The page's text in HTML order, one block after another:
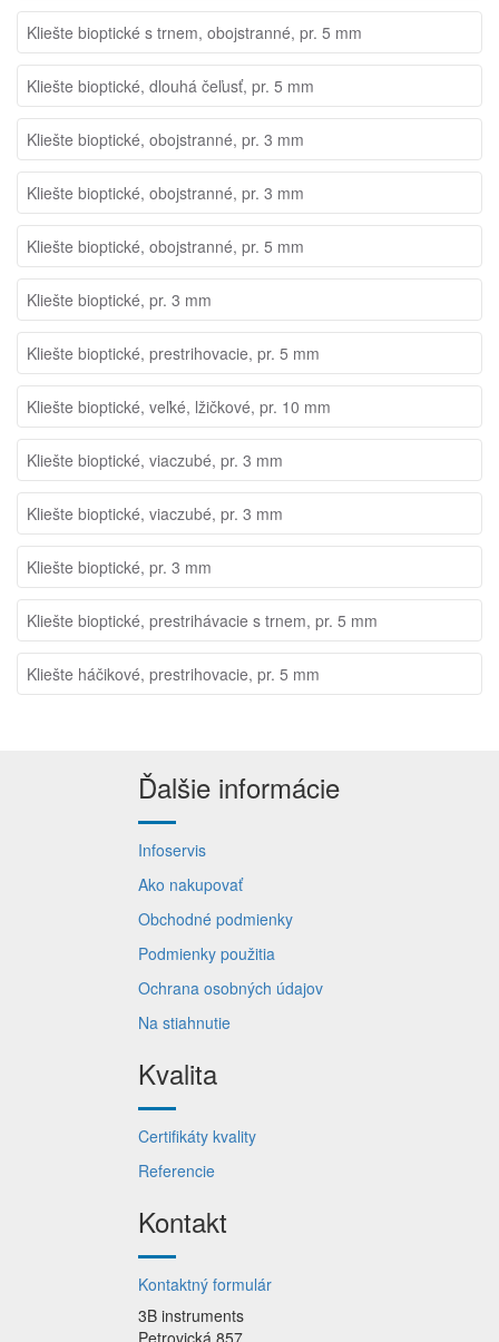
Kliešte bioptické s trnem, obojstranné, pr. 5 mm
Kliešte bioptické, dlouhá čeľusť, pr. 5 mm
Kliešte bioptické, obojstranné, pr. 3 mm
Kliešte bioptické, obojstranné, pr. 3 mm
Kliešte bioptické, obojstranné, pr. 5 mm
Kliešte bioptické, pr. 3 mm
Kliešte bioptické, prestrihovacie, pr. 5 mm
Kliešte bioptické, veľké, lžičkové, pr. 10 mm
Kliešte bioptické, viaczubé, pr. 3 mm
Kliešte bioptické, viaczubé, pr. 3 mm
Kliešte bioptické, pr. 3 mm
Kliešte bioptické, prestrihávacie s trnem, pr. 5 mm
Kliešte háčikové, prestrihovacie, pr. 5 mm
Ďalšie informácie
Infoservis
Ako nakupovať
Obchodné podmienky
Podmienky použitia
Ochrana osobných údajov
Na stiahnutie
Kvalita
Certifikáty kvality
Referencie
Kontakt
Kontaktný formulár
3B instruments
Petrovická 857